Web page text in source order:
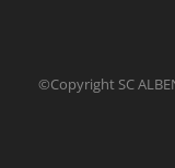
©Copyright SC